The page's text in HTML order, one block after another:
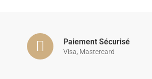
Paiement Sécurisé
Visa, Mastercard